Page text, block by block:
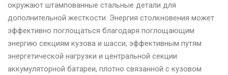
окружают штампованные стальные детали для
дополнительной жесткости. Энергия столкновения может
эффективно поглощаться благодаря поглощающим
энергию секциям кузова и шасси, эффективным путям
энергетической нагрузки и центральной секции
аккумуляторной батареи, плотно связанной с кузовом